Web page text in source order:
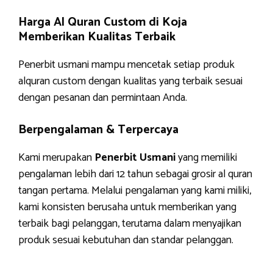
Harga Al Quran Custom di Koja
Memberikan Kualitas Terbaik
Penerbit usmani mampu mencetak setiap produk
alquran custom dengan kualitas yang terbaik sesuai
dengan pesanan dan permintaan Anda.
Berpengalaman & Terpercaya
Kami merupakan Penerbit Usmaniyang memiliki
pengalaman lebih dari 12 tahun sebagai grosir al quran
tangan pertama. Melalui pengalaman yang kami miliki,
kami konsisten berusaha untuk memberikan yang
terbaik bagi pelanggan, terutama dalam menyajikan
produk sesuai kebutuhan dan standar pelanggan.